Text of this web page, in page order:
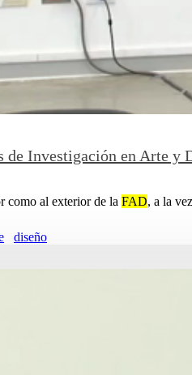
Investigación en Arte y
como al exterior de la FAD, a la
diseño